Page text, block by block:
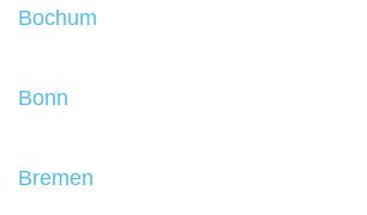
Bochum
Bonn
Bremen